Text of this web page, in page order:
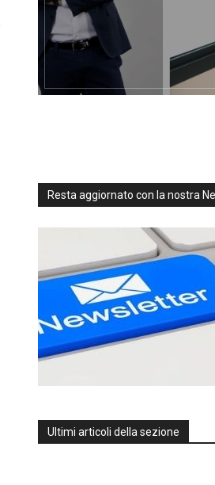
Resta aggiornato con la nostra
Ultimi articoli della sezione